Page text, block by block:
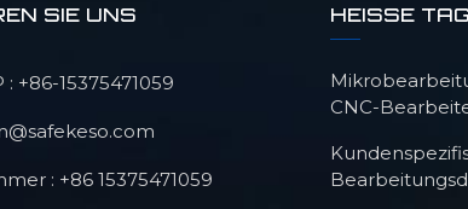
CNC-Teile
SIE UNS
: +86-15375471059
: +86 15375471059
HEISSE
CNC-